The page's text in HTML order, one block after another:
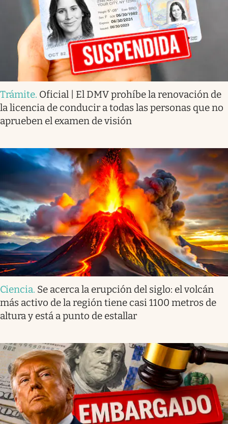
Trámite. Oficial | El DMV prohíbe la renovación de
la licencia de conducir a todas las personas que no
aprueben el examen de visión
Ciencia. Se acerca la erupción del siglo: el volcán
más activo de la región tiene casi 1100 metros de
altura y está a punto de estallar